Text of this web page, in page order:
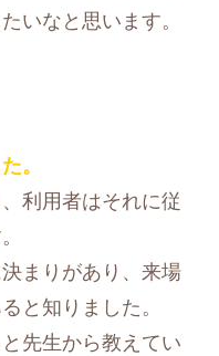
いなと思います。
。
利用者はそれに従
まりがあり、来場
と知りました。
先生から教えてい